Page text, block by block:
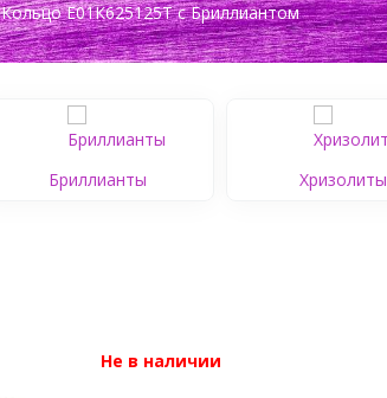
Кольцо Е01К625125Т c Бриллиантом
Бриллианты Хризолиты
Не в наличии